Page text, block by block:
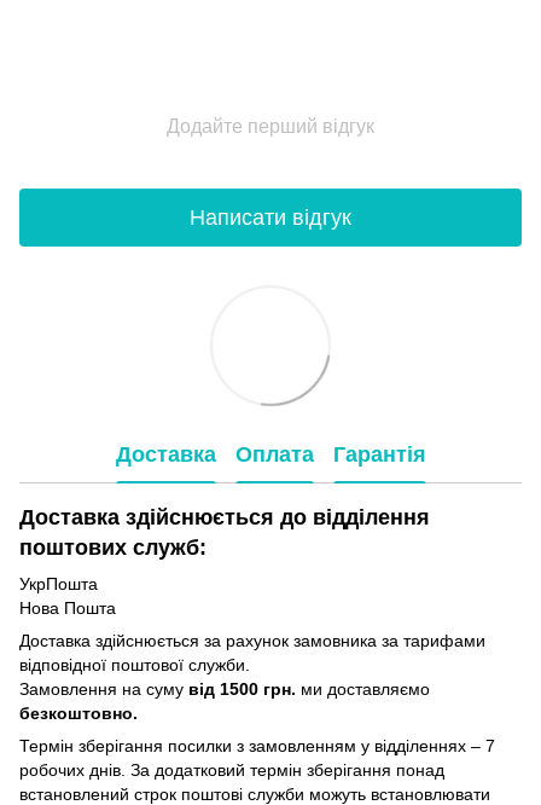
Додайте перший відгук
Написати відгук
Доставка Оплата Гарантія
Доставка здійснюється до відділення
поштових служб:
УкрПошта
Нова Пошта
Доставка здійснюється за рахунок замовника за тарифами
відповідної поштової служби.
Замовлення на суму від 1500 грн. ми доставляємо
безкоштовно.
Термін зберігання посилки з замовленням у відділеннях – 7
робочих днів. За додатковий термін зберігання понад
встановлений строк поштові служби можуть встановлювати